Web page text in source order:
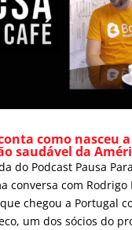
como nasceu
saudável da
do Podcast Pausa
conversa com Rodrigo
chegou a Portugal
um dos sócios do